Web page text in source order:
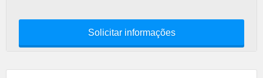
Solicitar informações